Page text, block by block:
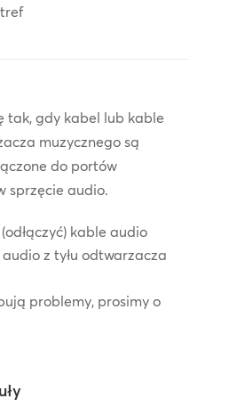
tak, gdy kabel lub kable
muzycznego są
do portów
sprzęcie audio.
kable audio
z tyłu odtwarzacza
problemy, prosimy o